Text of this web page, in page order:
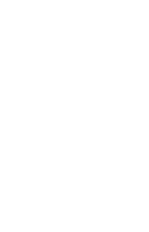
CUADRADO